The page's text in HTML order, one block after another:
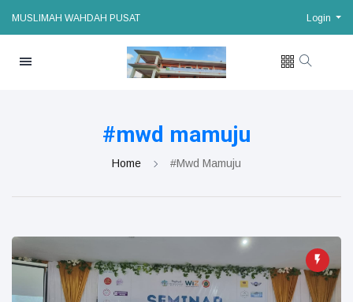
MUSLIMAH WAHDAH PUSAT Login
#mwd mamuju
Home #mwd Mamuju